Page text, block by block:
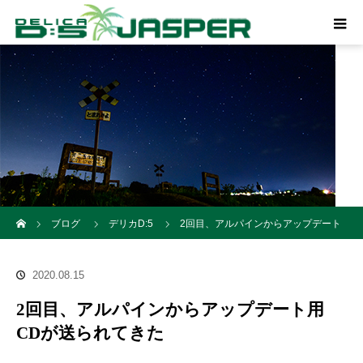
ブログ
デリカD:5 2回目、アルパインからアップデート
2020.08.15
2回目、アルパインからアップデート用
CDが送られてきた